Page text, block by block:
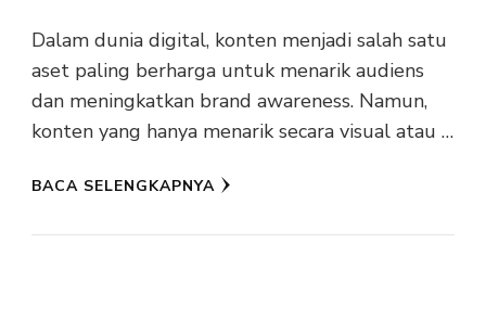
Dalam dunia digital, konten menjadi salah satu
aset paling berharga untuk menarik audiens
dan meningkatkan brand awareness. Namun,
konten yang hanya menarik secara visual atau …
BACA SELENGKAPNYA